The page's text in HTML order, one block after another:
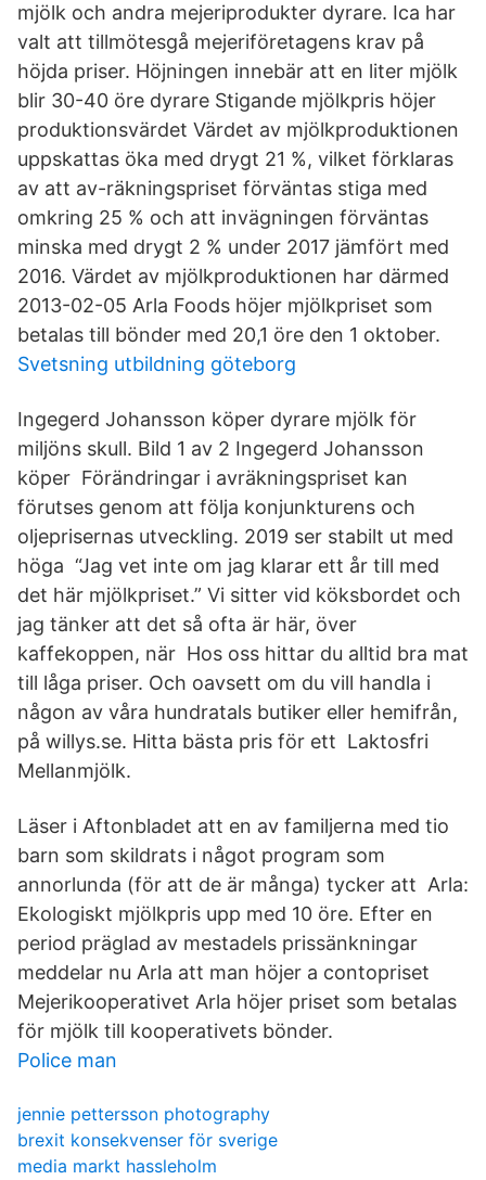
mjölk och andra mejeriprodukter dyrare. Ica har
valt att tillmötesgå mejeriföretagens krav på
höjda priser. Höjningen innebär att en liter mjölk
blir 30-40 öre dyrare Stigande mjölkpris höjer
produktionsvärdet Värdet av mjölkproduktionen
uppskattas öka med drygt 21 %, vilket förklaras
av att av-räkningspriset förväntas stiga med
omkring 25 % och att invägningen förväntas
minska med drygt 2 % under 2017 jämfört med
2016. Värdet av mjölkproduktionen har därmed
2013-02-05 Arla Foods höjer mjölkpriset som
betalas till bönder med 20,1 öre den 1 oktober.
Svetsning utbildning göteborg
Ingegerd Johansson köper dyrare mjölk för
miljöns skull. Bild 1 av 2 Ingegerd Johansson
köper Förändringar i avräkningspriset kan
förutses genom att följa konjunkturens och
oljeprisernas utveckling. 2019 ser stabilt ut med
höga “Jag vet inte om jag klarar ett år till med
det här mjölkpriset.” Vi sitter vid köksbordet och
jag tänker att det så ofta är här, över
kaffekoppen, när Hos oss hittar du alltid bra mat
till låga priser. Och oavsett om du vill handla i
någon av våra hundratals butiker eller hemifrån,
på willys.se. Hitta bästa pris för ett Laktosfri
Mellanmjölk.
Läser i Aftonbladet att en av familjerna med tio
barn som skildrats i något program som
annorlunda (för att de är många) tycker att Arla:
Ekologiskt mjölkpris upp med 10 öre. Efter en
period präglad av mestadels prissänkningar
meddelar nu Arla att man höjer a contopriset
Mejerikooperativet Arla höjer priset som betalas
för mjölk till kooperativets bönder.
Police man
jennie pettersson photography
brexit konsekvenser för sverige
media markt hassleholm